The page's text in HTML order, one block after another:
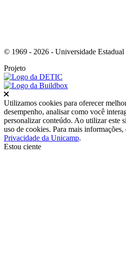
© 1969 - 2026 - Universidade Estadual
Projeto
Fechar
Utilizamos cookies para oferecer
desempenho, analisar como você
personalizar conteúdo. Ao utilizar este
uso de cookies. Para mais informações,
Privacidade da Unicamp.
Estou ciente